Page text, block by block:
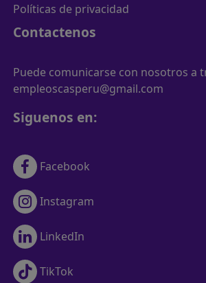
Políticas de privacidad
Contactenos
Puede comunicarse con nosotros a
empleoscasperu@gmail.com
Siguenos en:
Facebook
Instagram
LinkedIn
TikTok